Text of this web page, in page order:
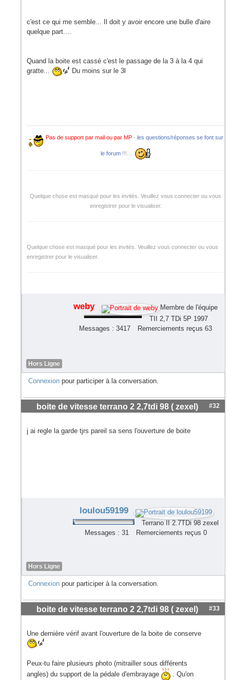
c'est ce qui me semble... Il doit y avoir encore une bulle d'aire
quelque part....
Quand la boite est cassé c'est le passage de la 3 à la 4 qui
gratte...
Du moins sur le 3l
Pas de support par mail ou par MP- les questions/réponses se font sur
le forum!!!....
Quelque chose est masqué pour les invités. Veuillez vous connecter ou vous
enregistrer pour le visualiser.
Quelque chose est masqué pour les invités. Veuillez vous connecter ou vous
enregistrer pour le visualiser.
weby
Membre de l'équipe
TII 2,7 TDi 5P 1997
Messages : 3417
Remerciements reçus 63
Hors Ligne
Connexion pour participer à la conversation.
boite de vitesse terrano 2 2,7tdi 98 ( zexel) #32
j ai regle la garde tjrs pareil sa sens l'ouverture de boite
loulou59199
Terrano II 2.7TDi 98 zexel
Messages : 31
Remerciements reçus 0
Hors Ligne
Connexion pour participer à la conversation.
boite de vitesse terrano 2 2,7tdi 98 ( zexel) #33
Une dernière vérif avant l'ouverture de la boite de conserve
Peux-tu faire plusieurs photo (mitrailler sous différents
angles) du support de la pédale d'embrayage
. Qu'on